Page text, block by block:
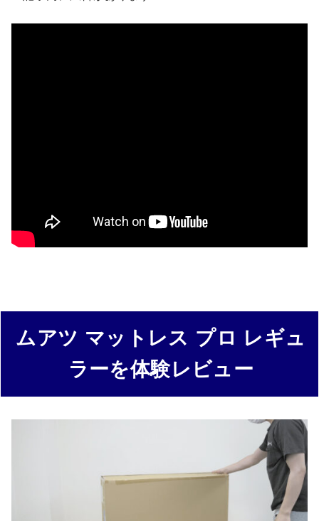
ムアツ マットレス プロ レギュ
ラーを体験レビュー